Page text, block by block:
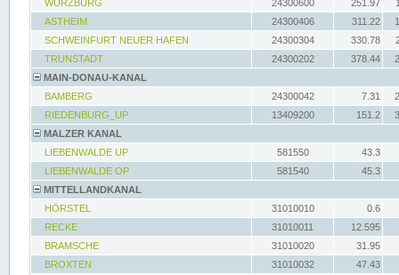
WÜRZBURG 24300600 251.97
ASTHEIM
24300406 311.22
SCHWEINFURT NEUER HAFEN
24300304 330.78
TRUNSTADT
24300202 378.44
MAIN-DONAU-KANAL
BAMBERG
24300042 7.31
RIEDENBURG_UP
13409200 151.2
MALZER KANAL
LIEBENWALDE UP
581550
43.3
LIEBENWALDE OP
581540
45.3
MITTELLANDKANAL
HÖRSTEL
31010010
0.6
RECKE
31010011
12.595
BRAMSCHE
31010020
31.95
BROXTEN
31010032
47.43